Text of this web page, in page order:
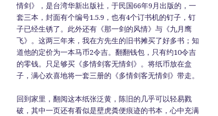
情剑》，是台湾华新出版社，于民国66年9月出版的，一
套三本，封面有个编号1.5.9，也有4个订书机的钉子，钉
子已经生锈了。此外还有《那一剑的风情》与《九月鹰
飞》。这两三年来，我在方先生的旧书摊买了好多书；知
道他的定价为一本马币2令吉。翻翻钱包，只有约10令吉
的零钱。只足够买《多情剑客无情剑》。将纸币放在盒
子，满心欢喜地将一套三册的《多情剑客无情剑》带走。
回到家里，翻阅这本纸张泛黄，陈旧的几乎可以轻易戮
破，其中一页还有看似是壁虎粪便痕迹的书本，心中充满